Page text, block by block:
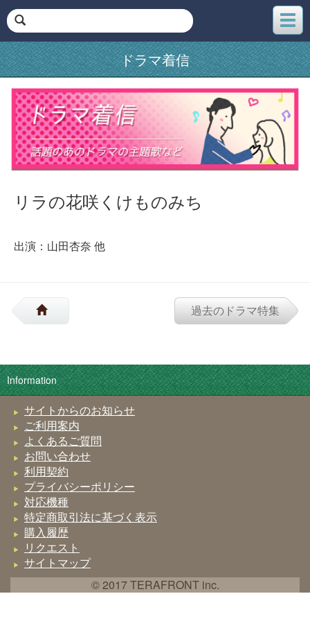
メ
ニ
ュ
ー
ドラマ着信
リラの花咲くけものみち
出演：山田杏奈 他
過去のドラマ特集
Information
サイトからのお知らせ
ご利用案内
よくあるご質問
お問い合わせ
利用契約
プライバシーポリシー
対応機種
特定商取引法に基づく表示
購入履歴
リクエスト
サイトマップ
© 2017 TERAFRONT inc.